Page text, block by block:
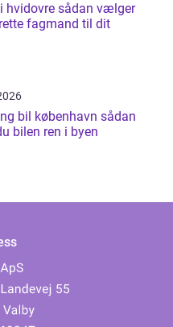
sådan vælger
fagmand til dit
bil københavn sådan
bilen ren i byen